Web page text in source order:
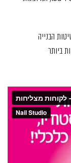
הבנייה
ביותר